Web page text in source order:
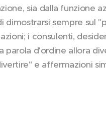
sia dalla funzione
sempre sul
i consulenti,
parola d'ordine allora
e affermazioni